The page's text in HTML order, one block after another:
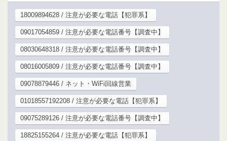
18009894628 / 注意が必要な電話【犯罪系】
09017054859 / 注意が必要な電話番号【調査中】
08030648318 / 注意が必要な電話番号【調査中】
08016005809 / 注意が必要な電話番号【調査中】
09078879446 / ネット・WiFi回線営業
01018557192208 / 注意が必要な電話【犯罪系】
09075289126 / 注意が必要な電話番号【調査中】
18825155264 / 注意が必要な電話【犯罪系】